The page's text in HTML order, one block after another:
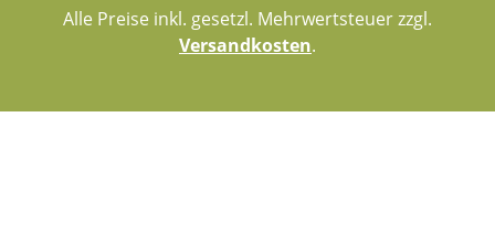
Alle Preise inkl. gesetzl. Mehrwertsteuer zzgl.
Versandkosten.